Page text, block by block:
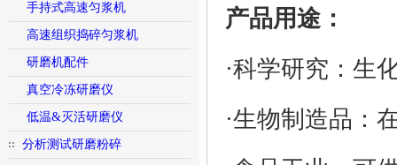
手持式高速匀浆机
高速组织捣碎匀浆机
研磨机配件
真空冷冻研磨仪
低温&灭活研磨仪
分析测试研磨粉碎
产品用途：
·科学研究：生
·生物制造品：